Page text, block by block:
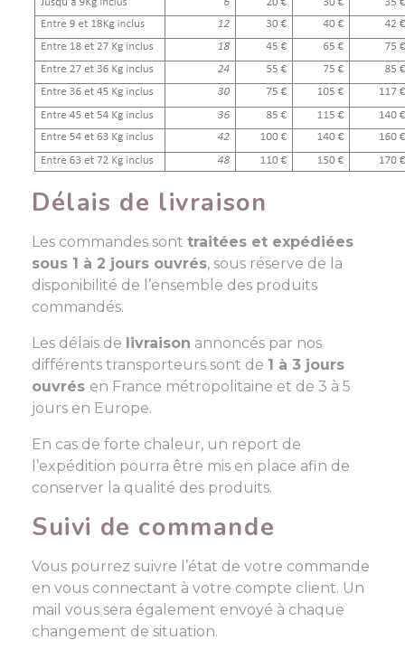
Délais de livraison
Les commandes sont traitées et expédiées
sous 1 à 2 jours ouvrés, sous réserve de la
disponibilité de l’ensemble des produits
commandés.
Les délais de livraison annoncés par nos
différents transporteurs sont de 1 à 3 jours
ouvrés en France métropolitaine et de 3 à 5
jours en Europe.
En cas de forte chaleur, un report de
l’expédition pourra être mis en place afin de
conserver la qualité des produits.
Suivi de commande
Vous pourrez suivre l’état de votre commande
en vous connectant à votre compte client. Un
mail vous sera également envoyé à chaque
changement de situation.